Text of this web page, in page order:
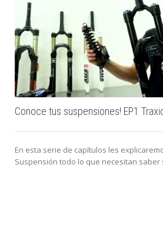
Conoce tus suspensiones! EP1
En esta serie de capítulos les
Suspensión todo lo que necesitan saber